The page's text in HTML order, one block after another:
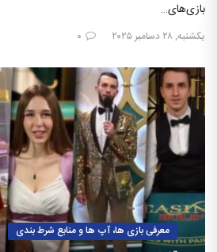
بازی‌های…
یکشنبه, ۲۸ دسامبر ۲۰۲۵ ۰
معرفی بازی ها، آپ ها و منابع شرط بندی